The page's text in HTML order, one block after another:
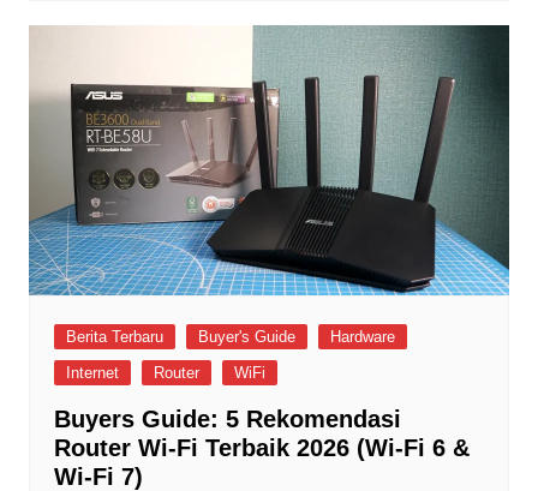
Berita Terbaru Buyer's Guide
Hardware
Internet
Router WiFi
Buyers Guide: 5 Rekomendasi
Router Wi-Fi Terbaik 2026 (Wi-Fi 6 &
Wi-Fi 7)